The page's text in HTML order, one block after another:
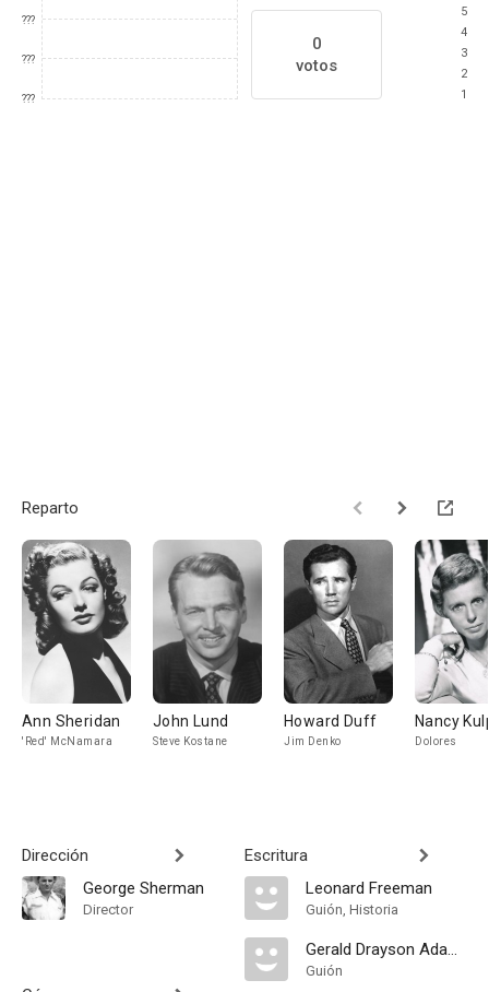
???
???
???
0
votos
5
4
3
2
1
Reparto
Ann Sheridan
'Red' McNamara
John Lund
Steve Kostane
Howard Duff
Jim Denko
Nancy
Dolores
Dirección
George Sherman
Director
Escritura
Leonard Freeman
Guión, Historia
Gerald Drayson Adams
Guión